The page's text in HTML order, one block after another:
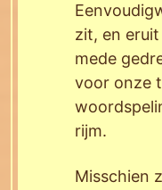
zit, en
mede
voor onze
rijm.
Misschien